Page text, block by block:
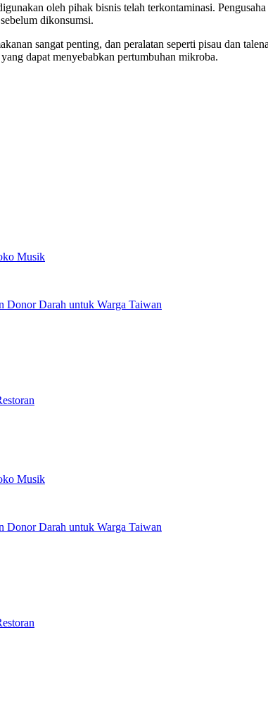
oleh pihak bisnis telah terkontaminasi.
dikonsumsi.
sangat penting, dan peralatan seperti pisau dan
dapat menyebabkan pertumbuhan mikroba.
Musik
Donor Darah untuk Warga Taiwan
Musik
Darah untuk Warga Taiwan